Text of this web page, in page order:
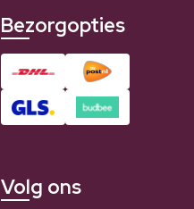
Bezorgopties
Volg ons